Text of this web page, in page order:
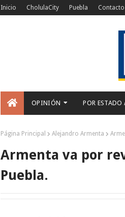
Inicio CholulaCity Puebla Contacto
OPINIÓN POR ESTADO
Página Principal Alejandro Armenta
Armenta va por
Puebla.